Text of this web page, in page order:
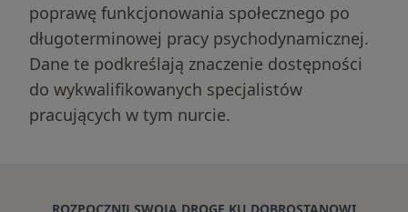
poprawę funkcjonowania społecznego po
długoterminowej pracy psychodynamicznej.
Dane te podkreślają znaczenie dostępności
do wykwalifikowanych specjalistów
pracujących w tym nurcie.
ROZPOCZNIJ SWOJĄ DROGĘ KU DOBROSTANOWI